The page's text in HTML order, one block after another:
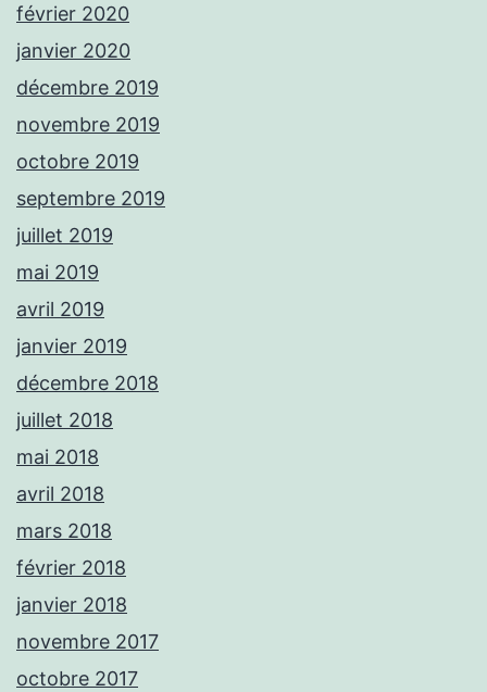
février 2020
janvier 2020
décembre 2019
novembre 2019
octobre 2019
septembre 2019
juillet 2019
mai 2019
avril 2019
janvier 2019
décembre 2018
juillet 2018
mai 2018
avril 2018
mars 2018
février 2018
janvier 2018
novembre 2017
octobre 2017